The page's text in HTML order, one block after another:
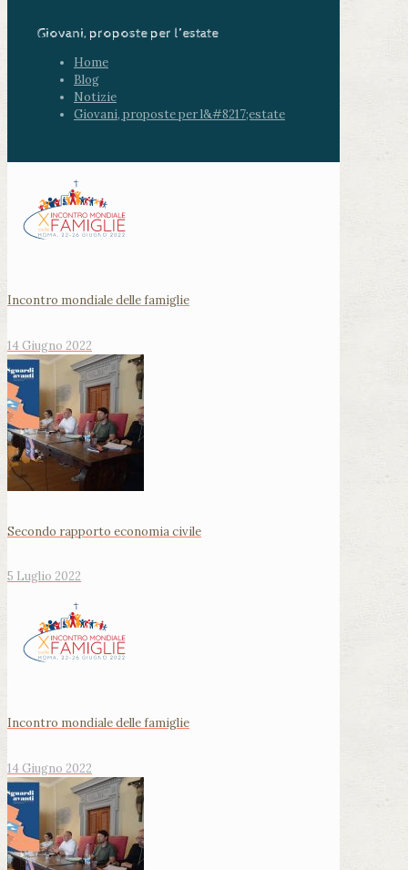
Giovani, proposte per l’estate
Home
Blog
Notizie
Giovani, proposte per l&#8217;estate
Incontro mondiale delle famiglie
14 Giugno 2022
Secondo rapporto economia civile
5 Luglio 2022
Incontro mondiale delle famiglie
14 Giugno 2022